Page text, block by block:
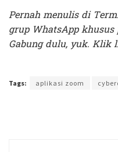
Pernah menulis di
grup WhatsApp
Gabung dulu, yuk. Klik
Tags: aplikasi zoom